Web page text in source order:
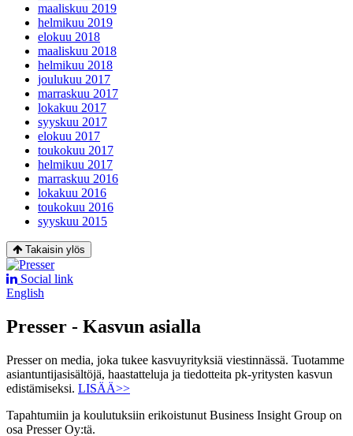
maaliskuu 2019
helmikuu 2019
elokuu 2018
maaliskuu 2018
helmikuu 2018
joulukuu 2017
marraskuu 2017
lokakuu 2017
syyskuu 2017
elokuu 2017
toukokuu 2017
helmikuu 2017
marraskuu 2016
lokakuu 2016
toukokuu 2016
syyskuu 2015
Takaisin ylös
Social link
English
Presser - Kasvun asialla
Presser on media, joka tukee kasvuyrityksiä viestinnässä. Tuotamme
asiantuntijasisältöjä, haastatteluja ja tiedotteita pk-yritysten kasvun
edistämiseksi. LISÄÄ>>
Tapahtumiin ja koulutuksiin erikoistunut Business Insight Group on
osa Presser Oy:tä.